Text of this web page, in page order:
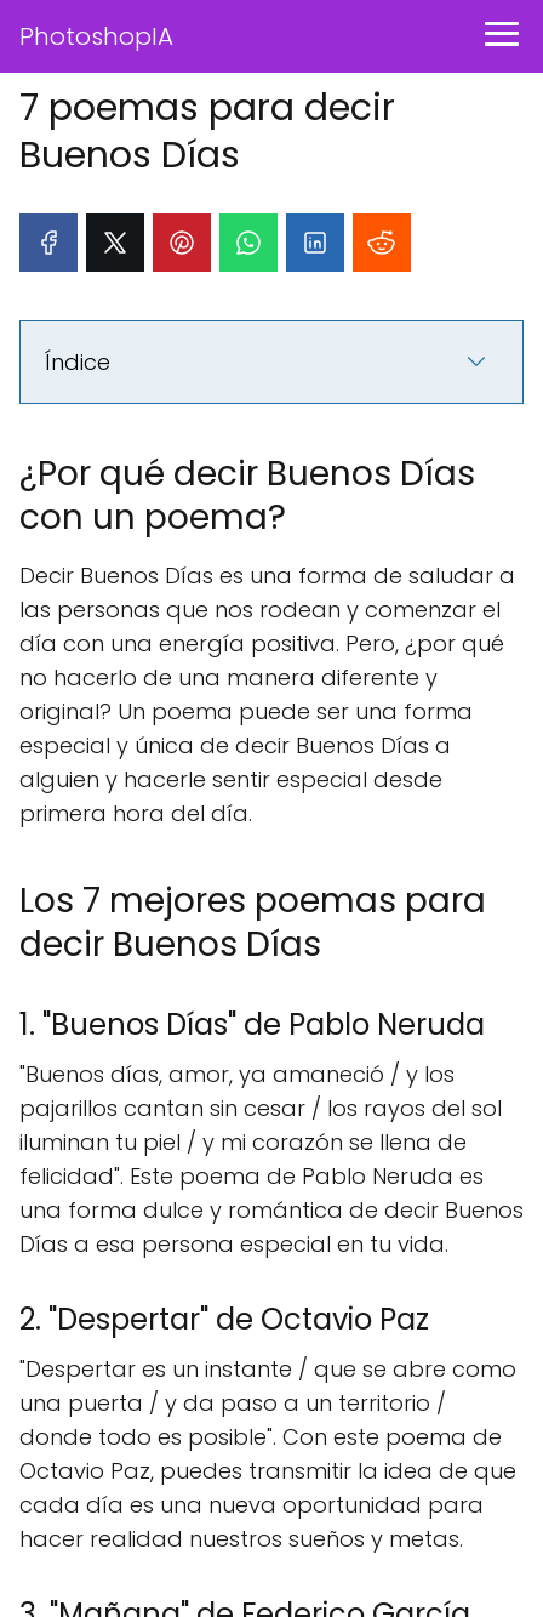
PhotoshopIA
7 poemas para decir
Buenos Días
Índice
¿Por qué decir Buenos Días
con un poema?
Decir Buenos Días es una forma de saludar a
las personas que nos rodean y comenzar el
día con una energía positiva. Pero, ¿por qué
no hacerlo de una manera diferente y
original? Un poema puede ser una forma
especial y única de decir Buenos Días a
alguien y hacerle sentir especial desde
primera hora del día.
Los 7 mejores poemas para
decir Buenos Días
1. "Buenos Días" de Pablo Neruda
"Buenos días, amor, ya amaneció / y los
pajarillos cantan sin cesar / los rayos del sol
iluminan tu piel / y mi corazón se llena de
felicidad". Este poema de Pablo Neruda es
una forma dulce y romántica de decir Buenos
Días a esa persona especial en tu vida.
2. "Despertar" de Octavio Paz
"Despertar es un instante / que se abre como
una puerta / y da paso a un territorio /
donde todo es posible". Con este poema de
Octavio Paz, puedes transmitir la idea de que
cada día es una nueva oportunidad para
hacer realidad nuestros sueños y metas.